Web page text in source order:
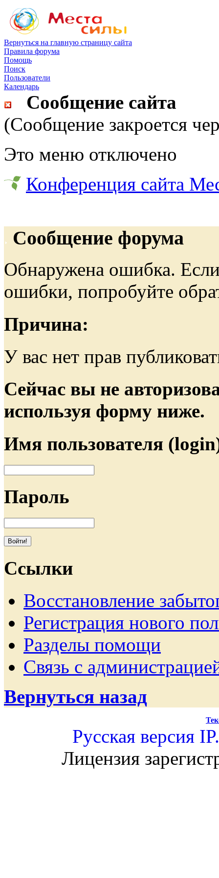
Вернуться на главную страницу сайта
Правила форума
Помощь
Поиск
Пользователи
Календарь
Сообщение сайта
(Сообщение закроется
Это меню отключено
Конференция сайта
Сообщение форума
Обнаружена ошибка.
ошибки, попробуйте
Причина:
У вас нет прав
Сейчас вы не
используя форму ниже.
Имя пользователя
Пароль
Ссылки
Восстановление
Регистрация нового
Разделы помощи
Связь с
Вернуться назад
Русская версия
Лицензия